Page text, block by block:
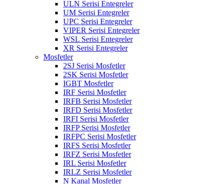
ULN Serisi Entegreler
UM Serisi Entegreler
UPC Serisi Entegreler
VIPER Serisi Entegreler
WSL Serisi Entegreler
XR Serisi Entegreler
Mosfetler
2SJ Serisi Mosfetler
2SK Serisi Mosfetler
IGBT Mosfetler
IRF Serisi Mosfetler
IRFB Serisi Mosfetler
IRFD Serisi Mosfetler
IRFI Serisi Mosfetler
IRFP Serisi Mosfetler
IRFPC Serisi Mosfetler
IRFS Serisi Mosfetler
IRFZ Serisi Mosfetler
IRL Serisi Mosfetler
IRLZ Serisi Mosfetler
N Kanal Mosfetler